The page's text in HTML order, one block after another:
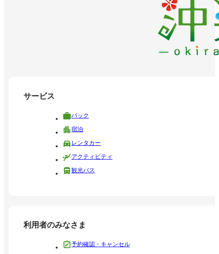
サービス
パック
宿泊
レンタカー
アクティビティ
観光バス
利用者のみなさま
予約確認・キャンセル